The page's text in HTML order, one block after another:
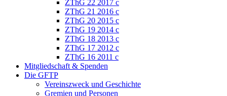
ZThG 22 2017 c
ZThG 21 2016 c
ZThG 20 2015 c
ZThG 19 2014 c
ZThG 18 2013 c
ZThG 17 2012 c
ZThG 16 2011 c
Mitgliedschaft & Spenden
Die GFTP
Vereinszweck und Geschichte
Gremien und Personen